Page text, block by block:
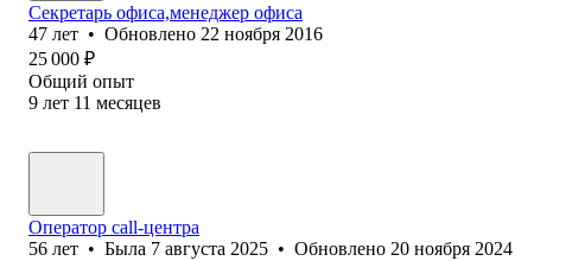
Секретарь офиса,менеджер офиса
47 лет • Обновлено 22 ноября 2016
25 000 ₽
Общий опыт
9 лет 11 месяцев
Оператор call-центра
56 лет • Была 7 августа 2025 • Обновлено 20 ноября 2024